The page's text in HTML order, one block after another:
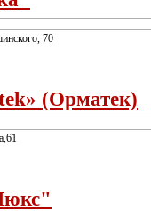
70
(Орматек)